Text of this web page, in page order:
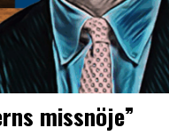
missnöje”